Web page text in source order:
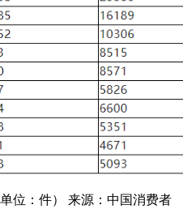
位：件） 来源：中国消费者